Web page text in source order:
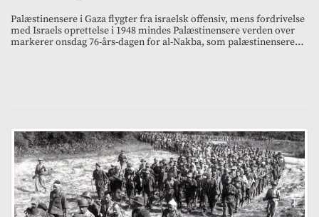
Palæstinensere i Gaza flygter fra israelsk offensiv, mens fordrivelse
med Israels oprettelse i 1948 mindes Palæstinensere verden over
markerer onsdag 76-års-dagen for al-Nakba, som palæstinensere…